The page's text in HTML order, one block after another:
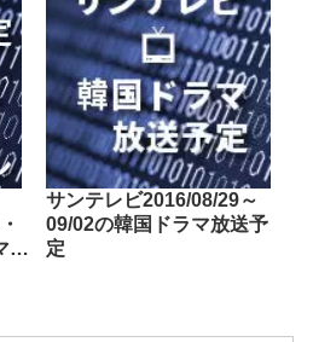
週
サンテレビ2016/08/29～
09/02の韓国ドラマ放送予
定